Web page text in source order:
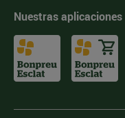
Nuestras aplicaciones